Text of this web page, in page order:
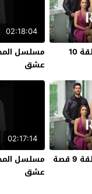
مسلسل مثل الحلم الحلقة 10
02:18:04
عشق
مسلسل مثل الحلم الحلقة 9 قصة
02:17:14
عشق